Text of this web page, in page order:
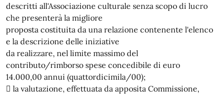
descritti all'Associazione culturale senza scopo di lucro
che presenterà la migliore
proposta costituita da una relazione contenente l'elenco
e la descrizione delle iniziative
da realizzare, nel limite massimo del
contributo/rimborso spese concedibile di euro
14.000,00 annui (quattordicimila/00);
 la valutazione, effettuata da apposita Commissione,